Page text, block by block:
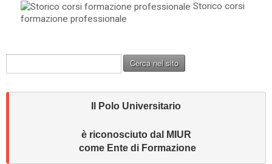
Storico corsi
formazione professionale
e
c
Cerca nel sito
Il Polo Universitario
è riconosciuto dal MIUR
come Ente di Formazione